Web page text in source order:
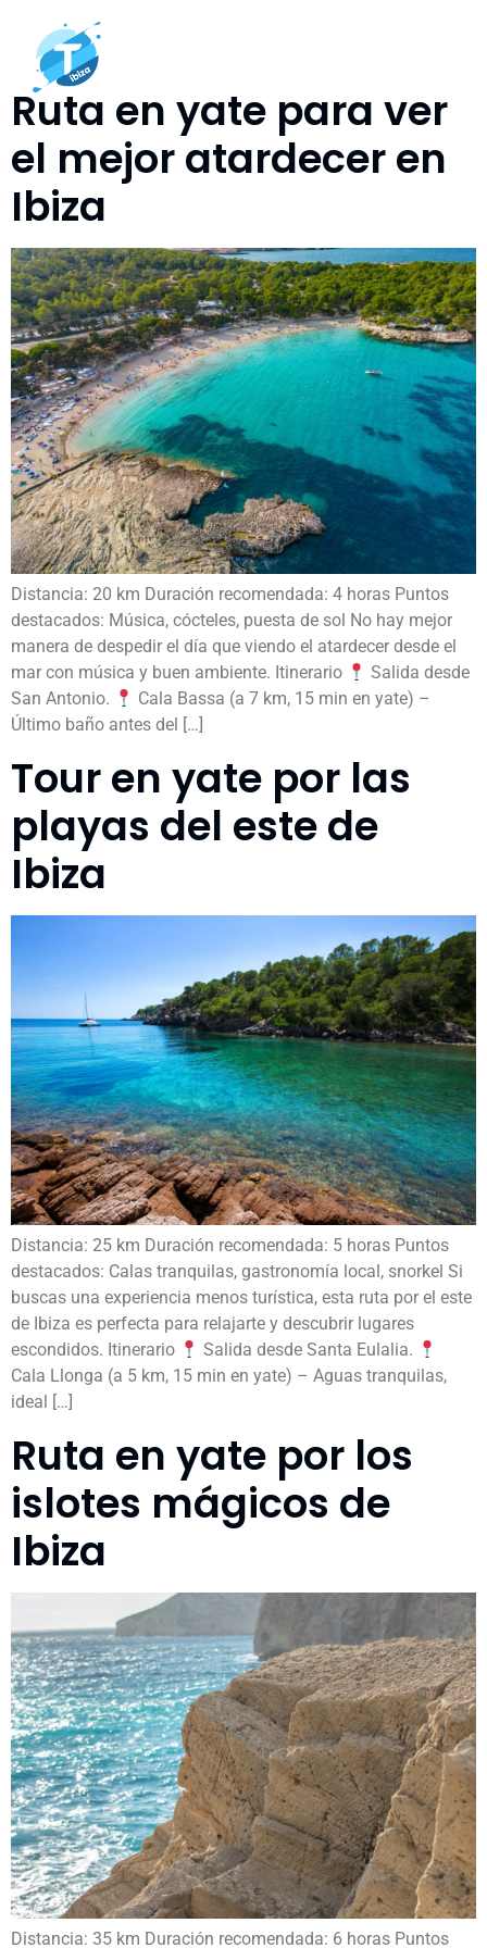
Autor:
Ruta en yate para ver
el mejor atardecer en
Ibiza
Distancia: 20 km Duración recomendada: 4 horas Puntos
destacados: Música, cócteles, puesta de sol No hay mejor
manera de despedir el día que viendo el atardecer desde el
mar con música y buen ambiente. Itinerario
Salida desde
San Antonio.
Cala Bassa (a 7 km, 15 min en yate) –
Último baño antes del […]
Tour en yate por las
playas del este de
Ibiza
Distancia: 25 km Duración recomendada: 5 horas Puntos
destacados: Calas tranquilas, gastronomía local, snorkel Si
buscas una experiencia menos turística, esta ruta por el este
de Ibiza es perfecta para relajarte y descubrir lugares
escondidos. Itinerario
Salida desde Santa Eulalia.
Cala Llonga (a 5 km, 15 min en yate) – Aguas tranquilas,
ideal […]
Ruta en yate por los
islotes mágicos de
Ibiza
Distancia: 35 km Duración recomendada: 6 horas Puntos